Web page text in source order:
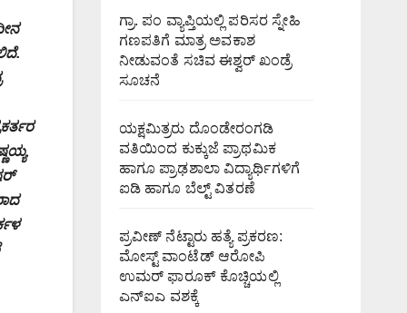
ಗ್ರಾ. ಪಂ ವ್ಯಾಪ್ತಿಯಲ್ಲಿ ಪರಿಸರ ಸ್ನೇಹಿ
ಗಣಪತಿಗೆ ಮಾತ್ರ ಅವಕಾಶ
ನೀಡುವಂತೆ ಸಚಿವ ಈಶ್ವರ್ ಖಂಡ್ರೆ
ಸೂಚನೆ
ಯಕ್ಷಮಿತ್ರರು ದೊಂಡೇರಂಗಡಿ
ವತಿಯಿಂದ ಕುಕ್ಕುಜೆ ಪ್ರಾಥಮಿಕ
ಹಾಗೂ ಪ್ರಾಢಶಾಲಾ ವಿದ್ಯಾರ್ಥಿಗಳಿಗೆ
ಐಡಿ ಹಾಗೂ ಬೆಲ್ಟ್ ವಿತರಣೆ
ಪ್ರವೀಣ್ ನೆಟ್ಟಾರು ಹತ್ಯೆ ಪ್ರಕರಣ:
ಮೋಸ್ಟ್ ವಾಂಟೆಡ್ ಆರೋಪಿ
ಉಮರ್ ಫಾರೂಕ್ ಕೊಚ್ಚಿಯಲ್ಲಿ
ಎನ್‌ಐಎ ವಶಕ್ಕೆ